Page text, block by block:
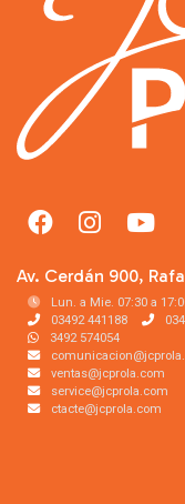
Av. Cerdán 900,
Lun. a Mie. 07:30 a
03492 441188
3492 574054
ventas@jcprola.com
service@jcprola.com
ctacte@jcprola.com